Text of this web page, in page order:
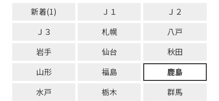
新着(1) Ｊ１
Ｊ２
Ｊ３
札幌
八戸
岩手
仙台
秋田
山形
福島
鹿島
水戸
栃木
群馬